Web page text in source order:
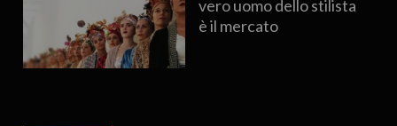
vero uomo dello stilista
è il mercato